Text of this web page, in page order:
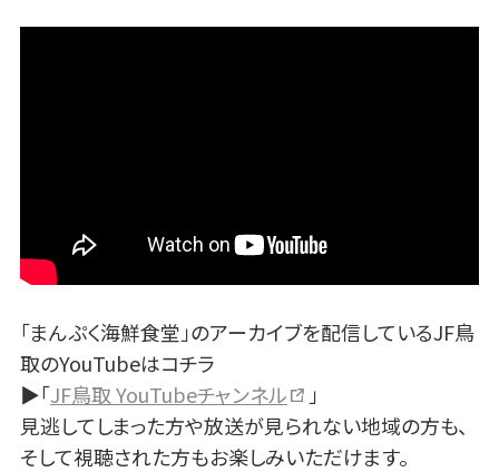
「まんぷく海鮮食堂」のアーカイブを配信しているJF鳥
取のYouTubeはコチラ
▶「JF鳥取 YouTubeチャンネル
」
見逃してしまった方や放送が見られない地域の方も、
そして視聴された方もお楽しみいただけます。